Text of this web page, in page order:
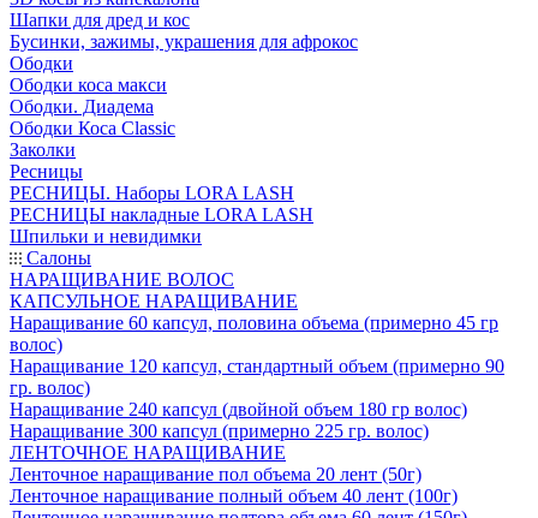
Шапки для дред и кос
Бусинки, зажимы, украшения для афрокос
Ободки
Ободки коса макси
Ободки. Диадема
Ободки Коса Classic
Заколки
Ресницы
РЕСНИЦЫ. Наборы LORA LASH
РЕСНИЦЫ накладные LORA LASH
Шпильки и невидимки
Салоны
НАРАЩИВАНИЕ ВОЛОС
КАПСУЛЬНОЕ НАРАЩИВАНИЕ
Наращивание 60 капсул, половина объема (примерно 45 гр
волос)
Наращивание 120 капсул, стандартный объем (примерно 90
гр. волос)
Наращивание 240 капсул (двойной объем 180 гр волос)
Наращивание 300 капсул (примерно 225 гр. волос)
ЛЕНТОЧНОЕ НАРАЩИВАНИЕ
Ленточное наращивание пол объема 20 лент (50г)
Ленточное наращивание полный объем 40 лент (100г)